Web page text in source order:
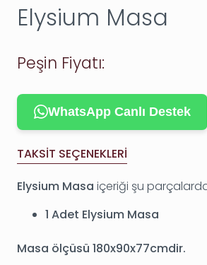
Elysium Masa
Peşin Fiyatı:
WhatsApp Canlı Destek
TAKSIT SEÇENEKLERI
Elysium Masa içeriği şu
1 Adet Elysium Masa
Masa ölçüsü 180x90x77cmdir.